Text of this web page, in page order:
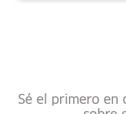
Sé el primero en